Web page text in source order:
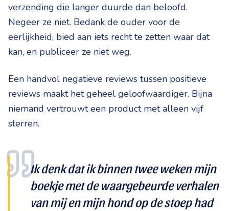
verzending die langer duurde dan beloofd.
Negeer ze niet. Bedank de ouder voor de
eerlijkheid, bied aan iets recht te zetten waar dat
kan, en publiceer ze niet weg.
Een handvol negatieve reviews tussen positieve
reviews maakt het geheel geloofwaardiger. Bijna
niemand vertrouwt een product met alleen vijf
sterren.
Ik denk dat ik binnen twee weken mijn
boekje met de waargebeurde verhalen
van mij en mijn hond op de stoep had